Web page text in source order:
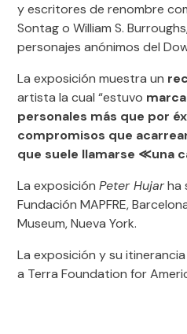
y escritores de renombre
Sontag o William S.
personajes anónimos del
La exposición muestra un
artista la cual “estuvo
personales más que por
compromisos que
que suele llamarse ≪una
La exposiciónPeter Hujarha
Fundación MAPFRE,
Museum, Nueva York.
La exposición y su
a Terra Foundation for